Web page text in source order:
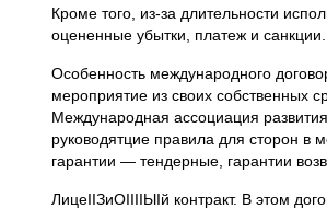
Кроме того, из-за длительности
оцененные убытки, платеж и санкции.
Особенность международного
мероприятие из своих собственных
Международная ассоциация
руководятцие правила для сторон в
гарантии — тендерные, гарантии
ЛицеIIЗиОIIIIЫIй контракт. В этом